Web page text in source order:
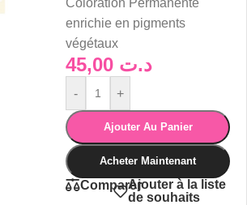
Coloration Permanente
enrichie en pigments
végétaux
د.ت
- +
Ajouter Au Panier
Acheter Maintenant
ComparerAjouter à la liste
de souhaits